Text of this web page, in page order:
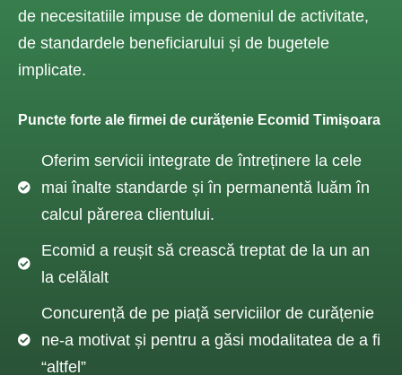
de necesitatiile impuse de domeniul de activitate,
de standardele beneficiarului și de bugetele
implicate.​
Puncte forte ale firmei de curățenie Ecomid Timișoara
Oferim servicii integrate de întreținere la cele
mai înalte standarde și în permanentă luăm în
calcul părerea clientului.
Ecomid a reușit să crească treptat de la un an
la celălalt ​
Concurență de pe piață serviciilor de curățenie
ne-a motivat și pentru a găsi modalitatea de a fi
“altfel”